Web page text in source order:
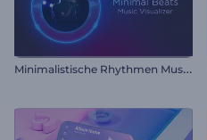
M
inimalistische Rhythmen Musik-Visualisierer